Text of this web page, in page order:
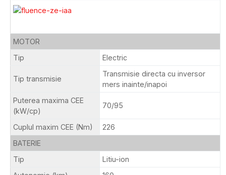
MOTOR
Tip
Electric
Tip transmisie
Transmisie directa cu inversor
mers inainte/inapoi
Puterea maxima CEE
(kW/cp)
70/95
Cuplul maxim CEE (Nm)
226
BATERIE
Tip
Litiu-ion